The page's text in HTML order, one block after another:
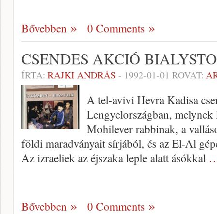
Bővebben 0 Comments
CSENDES AKCIÓ
ÍRTA: RAJKI ANDRÁS - 1992-01-01 ROVAT:
A tel-avivi Hevra Kadisa
Lengyelországban,
Mohilever rabbinak, a
földi maradványait sírjából, és az El-Al
Az izraeliek az éj­szaka leple alatt ásókkal
Bővebben 0 Comments